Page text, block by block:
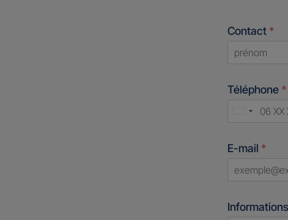
Contact *
Téléphone *
United
+1
E-mail *